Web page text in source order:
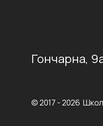
Гончарна,
© 2017 - 2026